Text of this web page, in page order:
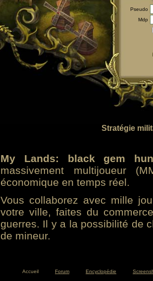
Pseudo
Mdp
Stratégie
My Lands: black gem
massivement multijoueur
économique en temps réel.
Vous collaborez avec mille
votre ville, faites du
guerres. Il y a la possibilité de
de mineur.
Accueil Forum Encyclopédie